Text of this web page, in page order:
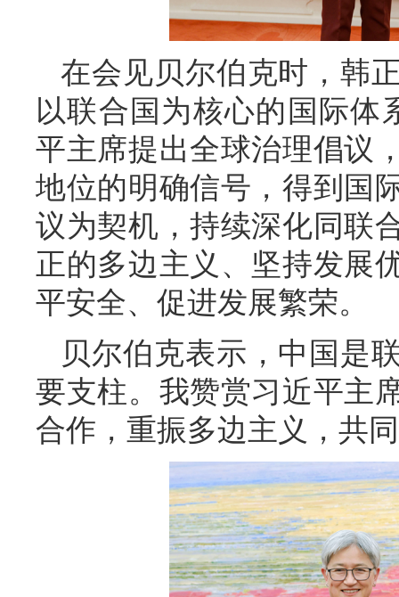
在会见贝尔伯克时，韩
以联合国为核心的国际体
平主席提出全球治理倡议
地位的明确信号，得到国
议为契机，持续深化同联
正的多边主义、坚持发展
平安全、促进发展繁荣。
贝尔伯克表示，中国是
要支柱。我赞赏习近平主
合作，重振多边主义，共